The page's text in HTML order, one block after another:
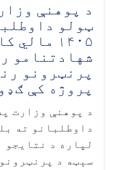
د پوهنې
ټولو
۱۴۰۵
پرنټرونو
پروژه کې
د پوهنې وزارت
سېټه د